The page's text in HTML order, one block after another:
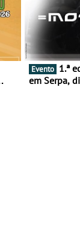
Evento
em Serpa,